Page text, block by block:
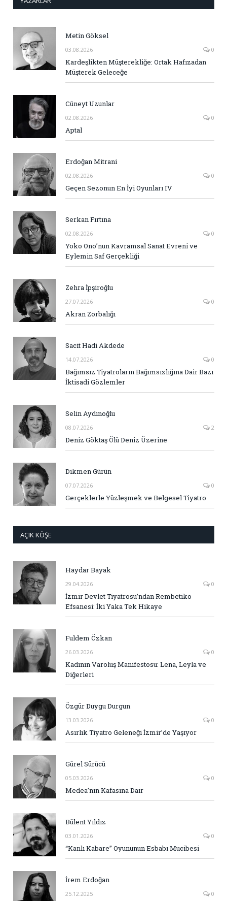
Metin Göksel
03.08.2026 0
Kardeşlikten Müşterekliğe: Ortak Hafızadan
Müşterek Geleceğe
Cüneyt Uzunlar
02.08.2026 0
Aptal
Erdoğan Mitrani
02.08.2026 0
Geçen Sezonun En İyi Oyunları IV
Serkan Fırtına
02.08.2026 0
Yoko Ono’nun Kavramsal Sanat Evreni ve
Eylemin Saf Gerçekliği
Zehra İpşiroğlu
27.07.2026 0
Akran Zorbalığı
Sacit Hadi Akdede
14.07.2026 0
Bağımsız Tiyatroların Bağımsızlığına Dair Bazı
İktisadi Gözlemler
Selin Aydınoğlu
08.07.2026 2
Deniz Göktaş Ölü Deniz Üzerine
Dikmen Gürün
07.07.2026 0
Gerçeklerle Yüzleşmek ve Belgesel Tiyatro
AÇIK KÖŞE
Haydar Bayak
29.04.2026 0
İzmir Devlet Tiyatrosu’ndan Rembetiko
Efsanesi: İki Yaka Tek Hikaye
Fuldem Özkan
26.03.2026 0
Kadının Varoluş Manifestosu: Lena, Leyla ve
Diğerleri
Özgür Duygu Durgun
13.03.2026 0
Asırlık Tiyatro Geleneği İzmir’de Yaşıyor
Gürel Sürücü
05.03.2026 0
Medea’nın Kafasına Dair
Bülent Yıldız
03.01.2026 0
“Kanlı Kabare” Oyununun Esbabı Mucibesi
İrem Erdoğan
25.12.2025 0